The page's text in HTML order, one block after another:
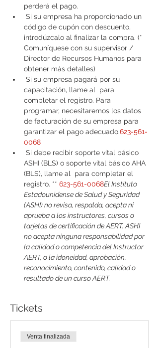
perderá el pago.
código de cupón con descuento,
introdúzcalo al finalizar la compra. (*
Comuníquese con su supervisor /
Director de Recursos Humanos para
obtener más detalles)
capacitación, llame al
para
completar el registro. Para
programar, necesitaremos los datos
de facturación de su empresa para
garantizar el pago adecuado.623-561-
0068
ASHI (BLS) o soporte vital básico AHA
(BLS), llame al
para completar el
registro. ** 623-561-0068El Instituto
Estadounidense de Salud y Seguridad
(ASHI) no revisa, respalda, acepta ni
aprueba a los instructores, cursos o
tarjetas de certificación de AERT. ASHI
no acepta ninguna responsabilidad por
la calidad o competencia del Instructor
AERT, o la idoneidad, aprobación,
reconocimiento, contenido, calidad o
resultado de un curso AERT.
Tickets
Venta finalizada